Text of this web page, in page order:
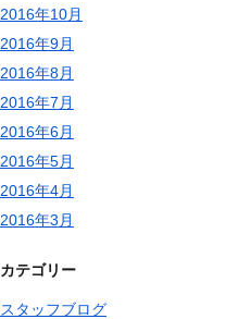
2016年10月
2016年9月
2016年8月
2016年7月
2016年6月
2016年5月
2016年4月
2016年3月
カテゴリー
スタッフブログ